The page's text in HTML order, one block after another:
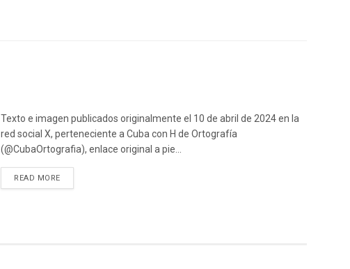
Texto e imagen publicados originalmente el 10 de abril de 2024 en la
red social X, perteneciente a Cuba con H de Ortografía
(@CubaOrtografia), enlace original a pie...
READ MOREDETAILS